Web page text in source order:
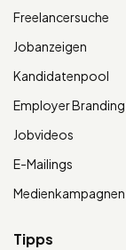
Freelancersuche
Jobanzeigen
Kandidatenpool
Employer Branding
Jobvideos
E-Mailings
Medienkampagnen
Tipps